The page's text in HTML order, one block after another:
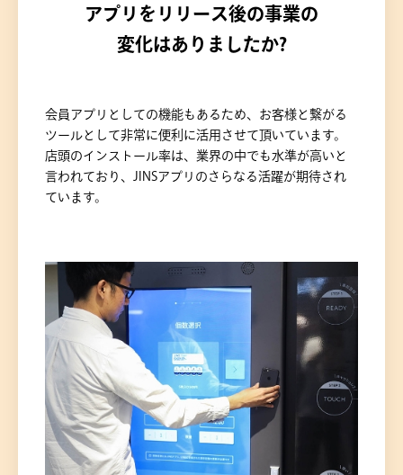
アプリをリリース後の事業の
変化はありましたか?
会員アプリとしての機能もあるため、お客様と繋がる
ツールとして非常に便利に活用させて頂いています。
店頭のインストール率は、業界の中でも水準が高いと
言われており、JINSアプリのさらなる活躍が期待され
ています。